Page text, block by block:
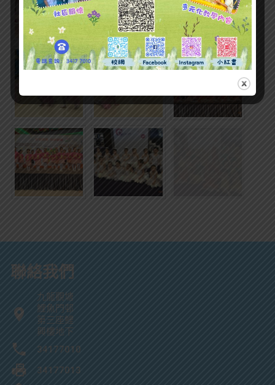
聯絡我們
九龍觀塘
鯉魚門邨
第三座鯉
興樓地下
34177010
34177013